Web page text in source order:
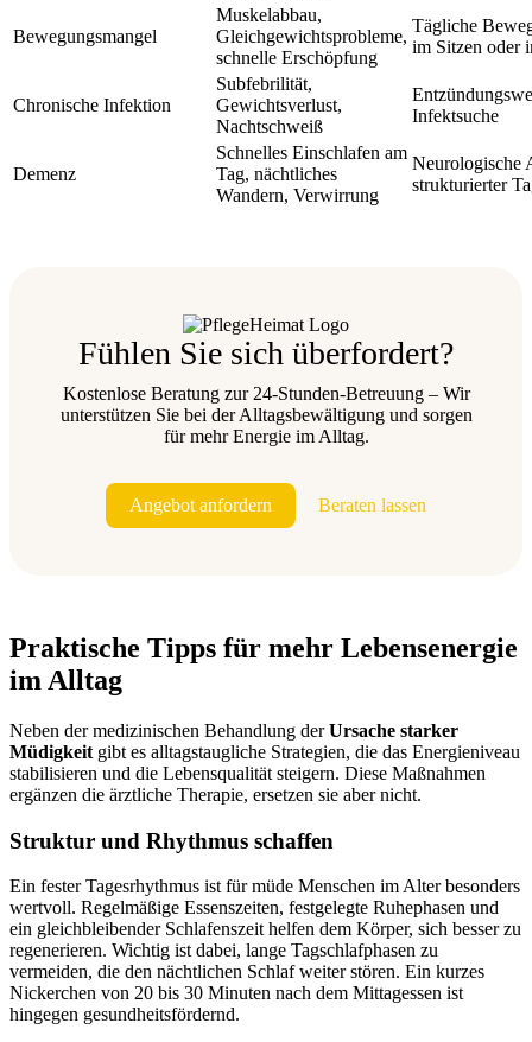
Bewegungsmangel
Muskelabbau,
Gleichgewichtsprobleme,
schnelle Erschöpfung
Tägliche
im Sitzen oder
Chronische Infektion
Subfebrilität,
Gewichtsverlust,
Nachtschweiß
Infektsuche
Demenz
Schnelles Einschlafen am
Tag, nächtliches
Wandern, Verwirrung
Neurologische
strukturierter
Fühlen Sie sich überfordert?
Kostenlose Beratung zur 24-Stunden-Betreuung – Wir
unterstützen Sie bei der Alltagsbewältigung und sorgen
für mehr Energie im Alltag.
Angebot anfordern Beraten lassen
Praktische Tipps für mehr Lebensenergie
im Alltag
Neben der medizinischen Behandlung derUrsache starker
Müdigkeit gibt es alltagstaugliche Strategien, die das Energieniveau
stabilisieren und die Lebensqualität steigern. Diese Maßnahmen
ergänzen die ärztliche Therapie, ersetzen sie aber nicht.
Struktur und Rhythmus schaffen
Ein fester Tagesrhythmus ist für müde Menschen im Alter besonders
wertvoll. Regelmäßige Essenszeiten, festgelegte Ruhephasen und
ein gleichbleibender Schlafenszeit helfen dem Körper, sich besser zu
regenerieren. Wichtig ist dabei, lange Tagschlafphasen zu
vermeiden, die den nächtlichen Schlaf weiter stören. Ein kurzes
Nickerchen von 20 bis 30 Minuten nach dem Mittagessen ist
hingegen gesundheitsfördernd.